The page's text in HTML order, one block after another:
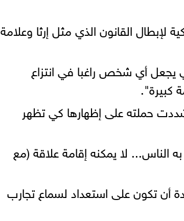
لإبطال القانون الذي مثل إرثا وعلامة
يجعل أي شخص راغبا في انتزاع
كبيرة".
حملته على إظهارها كي تظهر
الناس... لا يمكنه إقامة علاقة (مع
أن تكون على استعداد لسماع تجارب